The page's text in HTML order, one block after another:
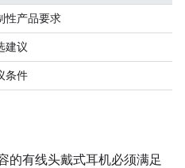
性产品要求
建议
条件
的有线头戴式耳机必须满足